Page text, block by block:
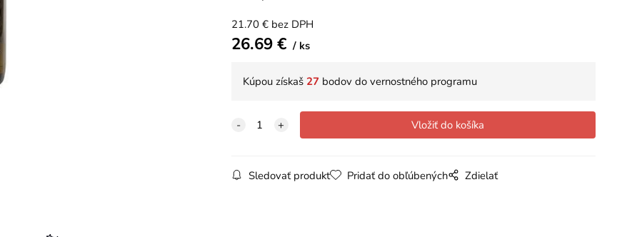
21.70€ bez DPH
26.69€ ks
Kúpou získaš 27bodov do vernostného programu
Sledovať produkt Pridať do obľúbených Zdielať